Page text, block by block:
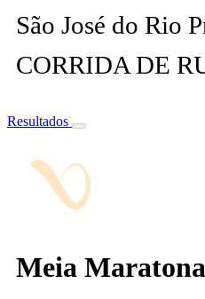
São José do Rio
CORRIDA DE
Resultados
Meia